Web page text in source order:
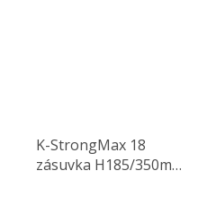
K-StrongMax 18
zásuvka H185/350mm